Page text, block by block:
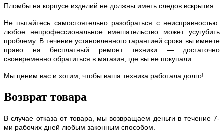
Пломбы на корпусе изделий не должны иметь следов вскрытия.
Не пытайтесь самостоятельно разобраться с неисправностью:
любое непрофессиональное вмешательство может усугубить
проблему. В течение установленного гарантией срока вы имеете
право на бесплатный ремонт техники — достаточно
своевременно обратиться в магазин, где вы ее покупали.
Мы ценим вас и хотим, чтобы ваша техника работала долго!
Возврат товара
В случае отказа от товара, мы возвращаем деньги в течение 7-
ми рабочих дней любым законным способом.